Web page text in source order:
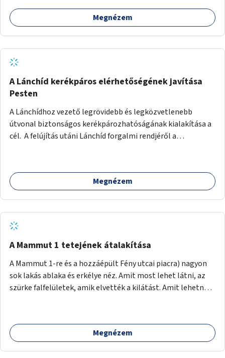
megtörtént az első lépése annak, hogy a belváros
tengelyében is megerősödjön a Buda és Pest közötti
lehetővé kell tenni a kerékpárosbarát kialakítást. Legyen
biztonságosan kerékpározható az Alagút, a Mészáros utca
és a Márvány utca is!
Megnézem
A Lánchíd kerékpáros elérhetőségének javítása
Pesten
A Lánchídhoz vezető legrövidebb és legközvetlenebb
útvonal biztonságos kerékpározhatóságának kialakítása a
cél. A felújítás utáni Lánchíd forgalmi rendjéről a
megtörtént az első lépése annak, hogy a belváros
tengelyében is megerősödjön a Buda és Pest közötti
lehetővé kell tenni a kerékpárosbarát kialakítást. Legyen
biztonságosan kerékpározható a József Attila utca is!
Megnézem
A Mammut 1 tetejének átalakítása
A Mammut 1-re és a hozzáépült Fény utcai piacra) nagyon
sok lakás ablaka és erkélye néz. Amit most lehet látni, az
szürke falfelületek, amik elvették a kilátást. Amit lehetne:
egy látképet, amit azok elvettek.
Megnézem